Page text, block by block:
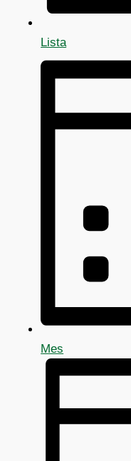
Lista
Mes